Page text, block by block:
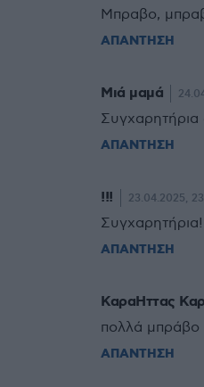
Μπραβο,
ΑΠΑΝΤΗΣΗ
Μιά μαμά
Συγχαρητήρια
ΑΠΑΝΤΗΣΗ
!!! 23.04.2025,
ΑΠΑΝΤΗΣΗ
ΚαραΗττας
πολλά μπράβο
ΑΠΑΝΤΗΣΗ